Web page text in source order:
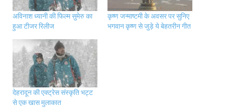
अविनाश ध्यानी की फिल्म सुमेरु का
हुआ टीजर रिलीज
कृष्ण जन्माष्टमी के अवसर पर सुनिए
भगवान कृष्ण से जुड़े ये बेहतरीन गीत
देहरादून की एक्ट्रेस संस्कृति भट्ट
से एक खास मुलाकात